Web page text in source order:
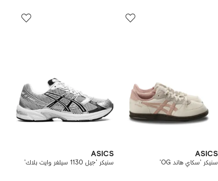
ASICS
سنيكر 'سكاي هاند OG'
ASICS
سنيكر 'جيل 1130 سيلفر وايت بلاك'